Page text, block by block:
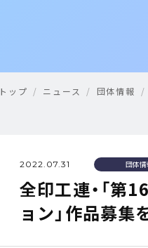
トップ ニュース 団体情報
2022.07.31 団体
全印工連・「第
ョン」作品募集